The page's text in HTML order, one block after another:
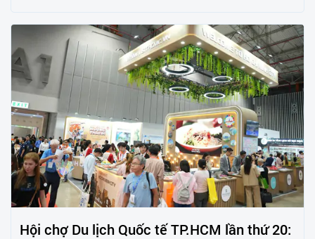
Hội chợ Du lịch Quốc tế TP.HCM lần thứ 20: